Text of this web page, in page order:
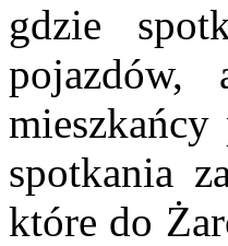
gdzie
spotkania
które do